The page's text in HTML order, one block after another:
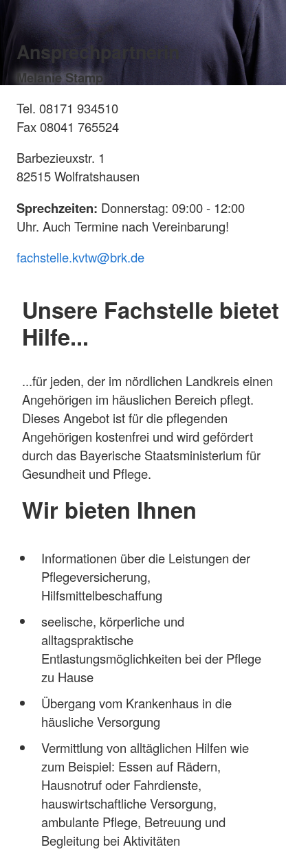
Ansprechpartnerin
Melanie Stamp
Tel. 08171 934510
Fax 08041 765524
Barbezieuxstr. 1
82515 Wolfratshausen
Sprechzeiten: Donnerstag: 09:00 - 12:00
Uhr. Auch Termine nach Vereinbarung!
fachstelle.kvtw@brk.de
Unsere Fachstelle bietet
Hilfe...
...für jeden, der im nördlichen Landkreis einen
Angehörigen im häuslichen Bereich pflegt.
Dieses Angebot ist für die pflegenden
Angehörigen kostenfrei und wird gefördert
durch das Bayerische Staatsministerium für
Gesundheit und Pflege.
Wir bieten Ihnen
Informationen über die Leistungen der
Pflegeversicherung,
Hilfsmittelbeschaffung
seelische, körperliche und
alltagspraktische
Entlastungsmöglichkeiten bei der Pflege
zu Hause
Übergang vom Krankenhaus in die
häusliche Versorgung
Vermittlung von alltäglichen Hilfen wie
zum Beispiel: Essen auf Rädern,
Hausnotruf oder Fahrdienste,
hauswirtschaftliche Versorgung,
ambulante Pflege, Betreuung und
Begleitung bei Aktivitäten